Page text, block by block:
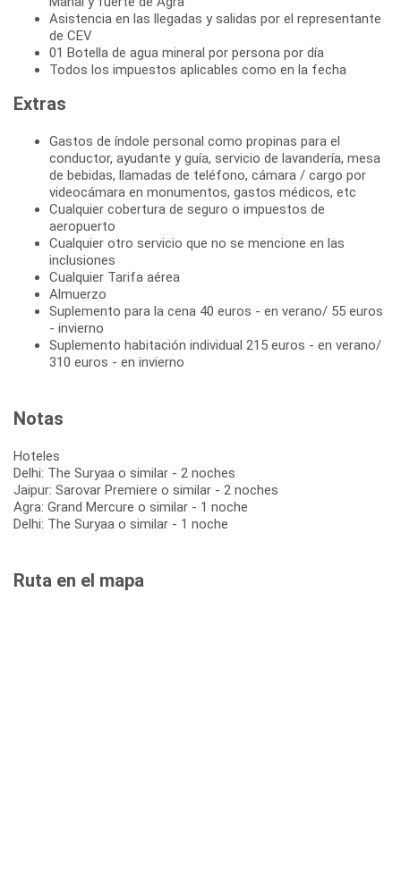
Asistencia en las llegadas y salidas por el representante
de CEV
01 Botella de agua mineral por persona por día
Todos los impuestos aplicables como en la fecha
Extras
Gastos de índole personal como propinas para el
conductor, ayudante y guía, servicio de lavandería, mesa
de bebidas, llamadas de teléfono, cámara / cargo por
videocámara en monumentos, gastos médicos, etc
Cualquier cobertura de seguro o impuestos de
aeropuerto
Cualquier otro servicio que no se mencione en las
inclusiones
Cualquier Tarifa aérea
Almuerzo
Suplemento para la cena 40 euros - en verano/ 55 euros
- invierno
Suplemento habitación individual 215 euros - en verano/
310 euros - en invierno
Notas
Hoteles
Delhi: The Suryaa o similar - 2 noches
Jaipur: Sarovar Premiere o similar - 2 noches
Agra: Grand Mercure o similar - 1 noche
Delhi: The Suryaa o similar - 1 noche
Ruta en el mapa